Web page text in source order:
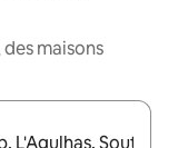
maisons
les flèches vers le